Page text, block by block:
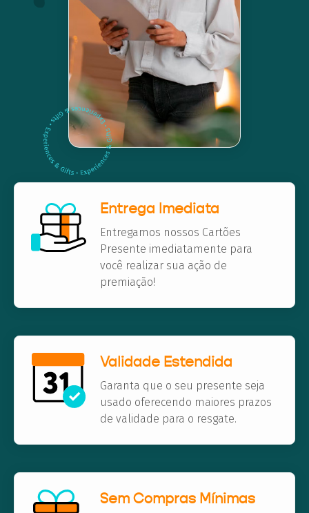
Entrega Imediata
Entregamos nossos Cartões
Presente imediatamente para
você realizar sua ação de
premiação!
Validade Estendida
Garanta que o seu presente seja
usado oferecendo maiores prazos
de validade para o resgate.
Sem Compras Mínimas